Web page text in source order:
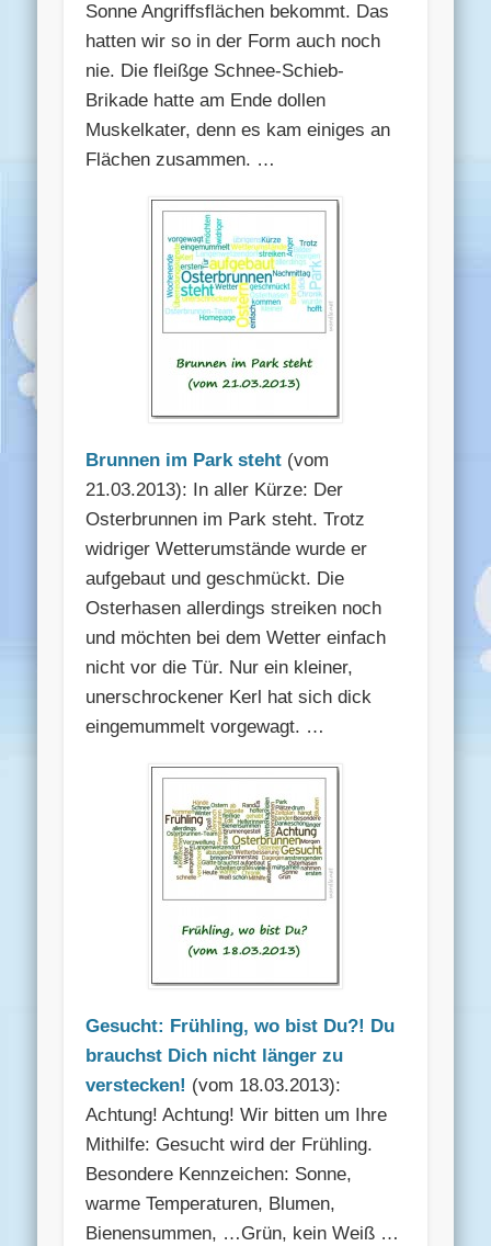
Sonne Angriffsflächen bekommt. Das
hatten wir so in der Form auch noch
nie. Die fleißge Schnee-Schieb-
Brikade hatte am Ende dollen
Muskelkater, denn es kam einiges an
Flächen zusammen. …
Brunnen im Park steht (vom
21.03.2013): In aller Kürze: Der
Osterbrunnen im Park steht. Trotz
widriger Wetterumstände wurde er
aufgebaut und geschmückt. Die
Osterhasen allerdings streiken noch
und möchten bei dem Wetter einfach
nicht vor die Tür. Nur ein kleiner,
unerschrockener Kerl hat sich dick
eingemummelt vorgewagt. …
Gesucht: Frühling, wo bist Du?! Du
brauchst Dich nicht länger zu
verstecken! (vom 18.03.2013):
Achtung! Achtung! Wir bitten um Ihre
Mithilfe: Gesucht wird der Frühling.
Besondere Kennzeichen: Sonne,
warme Temperaturen, Blumen,
Bienensummen, …Grün, kein Weiß …